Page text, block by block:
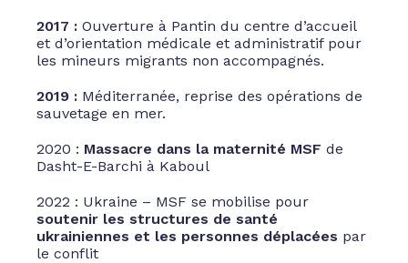
2017 : Ouverture à Pantin du centre d’accueil
et d’orientation médicale et administratif pour
les mineurs migrants non accompagnés.
2019 : Méditerranée, reprise des opérations de
sauvetage en mer.
2020 : Massacre dans la maternité MSF de
Dasht-E-Barchi à Kaboul
2022 : Ukraine – MSF se mobilise pour
soutenir les structures de santé
ukrainiennes et les personnes déplacées par
le conflit